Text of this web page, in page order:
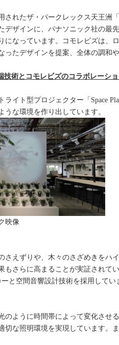
されたザ・パークレックス天王洲
デザインに、パナソニック社の最
になっています。コモレビズは、
ったデザインを提案、全体の調和
技術とコモレビズのコラボレーシ
ライト型プロジェクター「Space
うな環境を作り出しています。
映像
さえずりや、木々のさざめきをハ
もさらに高まることが実証されて
ーと空間音響設計技術を採用してい
のように時間帯によって変化させ
切な照明環境を実現しています。